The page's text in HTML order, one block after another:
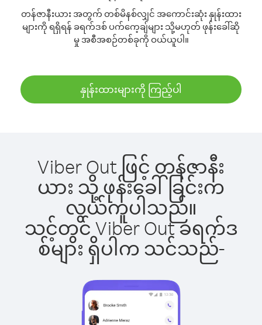
တန်ဇာနီးယား အတွက် တစ်မိနစ်လျှင် အကောင်းဆုံး နှုန်းထား
များကို ရရှိရန် ခရက်ဒစ် ပက်ကေ့ချ်များ သို့မဟုတ် ဖုန်းခေါ်ဆို
မှု အစီအစဉ်တစ်ခုကို ဝယ်ယူပါ။
နှုန်းထားများကို ကြည့်ပါ
Viber Out ဖြင့် တန်ဇာနီး
ယား သို့ ဖုန်းခေါ်ခြင်းက
လွယ်ကူပါသည်။
သင့်တွင် Viber Out ခရက်ဒ
စ်များ ရှိပါက သင်သည်-